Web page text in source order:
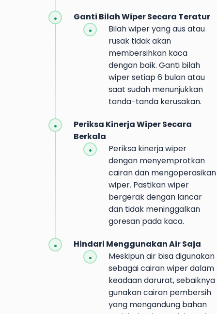
Ganti Bilah Wiper Secara Teratur
Bilah wiper yang aus atau
rusak tidak akan
membersihkan kaca
dengan baik. Ganti bilah
wiper setiap 6 bulan atau
saat sudah menunjukkan
tanda-tanda kerusakan.
Periksa Kinerja Wiper Secara
Berkala
Periksa kinerja wiper
dengan menyemprotkan
cairan dan mengoperasikan
wiper. Pastikan wiper
bergerak dengan lancar
dan tidak meninggalkan
goresan pada kaca.
Hindari Menggunakan Air Saja
Meskipun air bisa digunakan
sebagai cairan wiper dalam
keadaan darurat, sebaiknya
gunakan cairan pembersih
yang mengandung bahan